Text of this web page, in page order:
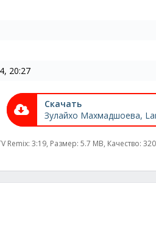
20:27
Скачать
Remix: 3:19, Размер: 5.7 MB, Качество: 320